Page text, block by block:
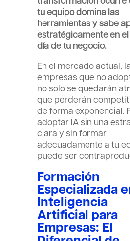
tu equipo domina las
herramientas y sabe
estratégicamente en el
día de tu negocio.
En el mercado actual,
empresas que no
no solo se quedarán
que perderán
de forma exponencial.
adoptar IA sin una
clara y sin formar
adecuadamente a tu
puede ser
Formación
Especializada
Inteligencia
Artificial para
Empresas: El